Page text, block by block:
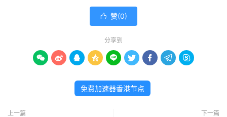
 赞(0)
分享到
        
免费加速器香港节点
上一篇 下一篇